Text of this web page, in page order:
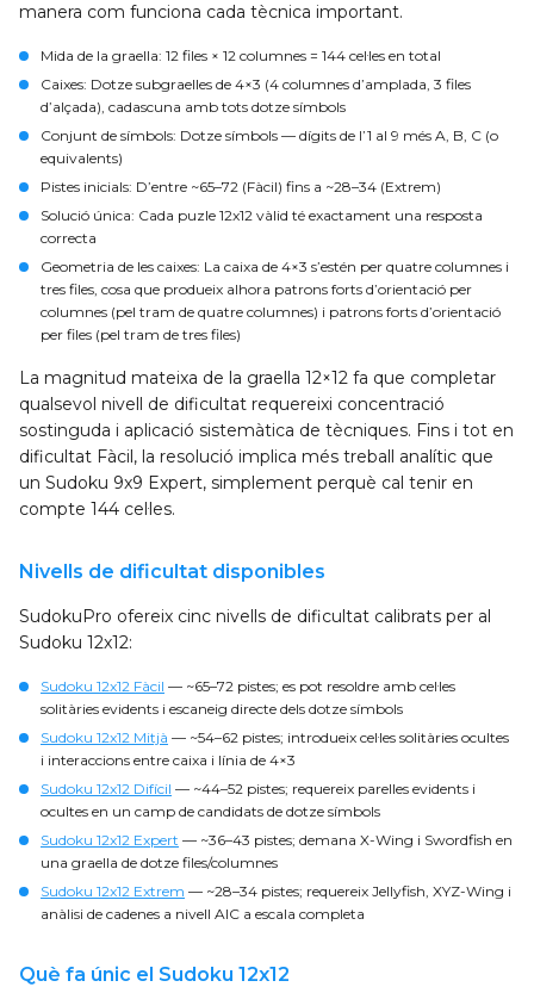
manera com funciona cada tècnica important.
Mida de la graella: 12 files × 12 columnes = 144 cel·les en total
Caixes: Dotze subgraelles de 4×3 (4 columnes d’amplada, 3 files
d’alçada), cadascuna amb tots dotze símbols
Conjunt de símbols: Dotze símbols — dígits de l’1 al 9 més A, B, C (o
equivalents)
Pistes inicials: D’entre ~65–72 (Fàcil) fins a ~28–34 (Extrem)
Solució única: Cada puzle 12x12 vàlid té exactament una resposta
correcta
Geometria de les caixes: La caixa de 4×3 s’estén per quatre columnes i
tres files, cosa que produeix alhora patrons forts d’orientació per
columnes (pel tram de quatre columnes) i patrons forts d’orientació
per files (pel tram de tres files)
La magnitud mateixa de la graella 12×12 fa que completar
qualsevol nivell de dificultat requereixi concentració
sostinguda i aplicació sistemàtica de tècniques. Fins i tot en
dificultat Fàcil, la resolució implica més treball analític que
un Sudoku 9x9 Expert, simplement perquè cal tenir en
compte 144 cel·les.
Nivells de dificultat disponibles
SudokuPro ofereix cinc nivells de dificultat calibrats per al
Sudoku 12x12:
Sudoku 12x12 Fàcil — ~65–72 pistes; es pot resoldre amb cel·les
solitàries evidents i escaneig directe dels dotze símbols
Sudoku 12x12 Mitjà — ~54–62 pistes; introdueix cel·les solitàries ocultes
i interaccions entre caixa i línia de 4×3
Sudoku 12x12 Difícil — ~44–52 pistes; requereix parelles evidents i
ocultes en un camp de candidats de dotze símbols
Sudoku 12x12 Expert — ~36–43 pistes; demana X-Wing i Swordfish en
una graella de dotze files/columnes
Sudoku 12x12 Extrem — ~28–34 pistes; requereix Jellyfish, XYZ-Wing i
anàlisi de cadenes a nivell AIC a escala completa
Què fa únic el Sudoku 12x12